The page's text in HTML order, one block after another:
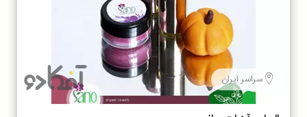
سراسر ایران